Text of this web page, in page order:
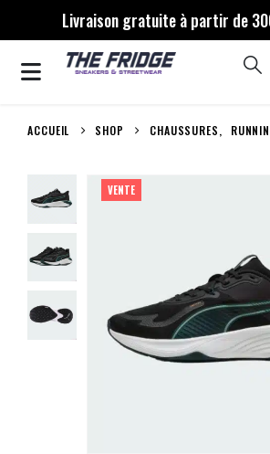
Livraison gratuite à partir de
ACCUEIL SHOP CHAUSSURES,
VENTE